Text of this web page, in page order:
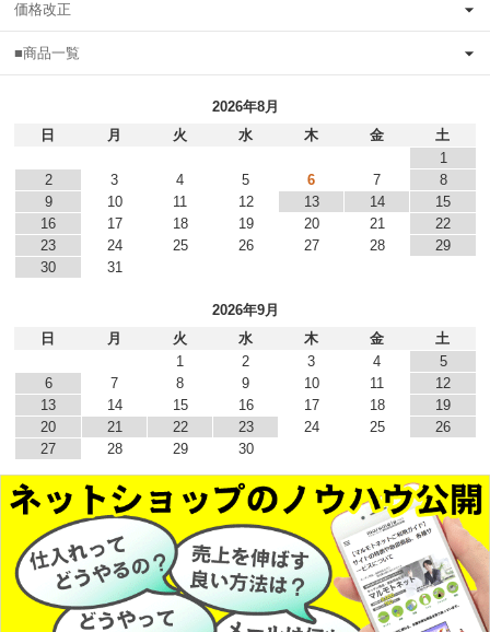
価格改正
■商品一覧
2026年8月
日
月 火 水 木 金
土
1
2
3 4 5 6 7
8
9
10 11 12 13 14
15
16
17 18 19 20 21
22
23
24 25 26 27 28
29
30
31
2026年9月
日
月 火 水 木 金
土
1
2 3 4
5
6
7 8 9 10 11
12
13
14 15 16 17 18
19
20
21 22 23 24 25
26
27
28 29 30